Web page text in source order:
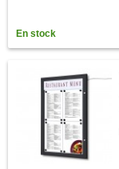
En stock